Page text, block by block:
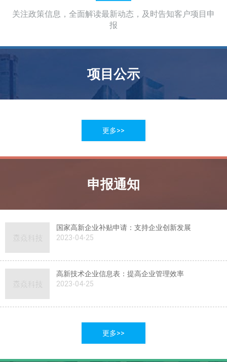
关注政策信息，全面解读最新动态，及时告知客户项目申
报
项目公示
更多>>
申报通知
国家高新企业补贴申请：支持企业创新发展
2023-04-25
高新技术企业信息表：提高企业管理效率
2023-04-25
更多>>